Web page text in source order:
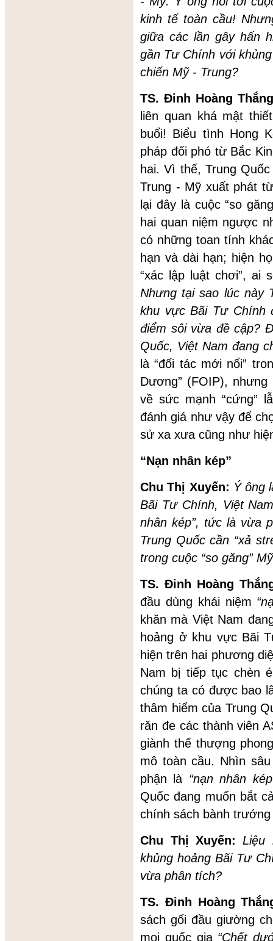
kinh tế toàn cầu!
giữa các lần gây hấn
gần Tư Chính với
chiến Mỹ - Trung?
TS. Đinh Hoàng
liên quan khá mật
buổi! Biểu tình Hong
pháp đối phó từ Bắc
hai. Vì thế, Trung
Trung - Mỹ xuất phát
lại đây là cuộc “so
hai quan niệm ngược
có những toan tính
hạn và dài hạn; hiện
“xác lập luật chơi”, ai
Nhưng tại sao lúc này
khu vực Bãi Tư Chính
điểm sôi vừa đề cập?
Quốc, Việt Nam đang
là “đối tác mới nổi”
Dương” (FOIP),
về sức mạnh “cứng”
đánh giá như vậy để
sử xa xưa cũng như
“Nạn nhân kép”
Chu Thị Xuyến: Ý ông
Bãi Tư Chính, Việt
nhân kép”, tức là vừa
Trung Quốc cần “xả
trong cuộc “so găng”
TS. Đinh Hoàng
đầu dùng khái niệm
khăn mà Việt Nam
hoảng ở khu vực Bãi
hiện trên hai phương
Nam bị tiếp tục chèn
chúng ta có được bao
thâm hiểm của Trung
răn đe các thành viên
giành thế thượng
mô toàn cầu. Nhìn
phận là “nạn nhân
Quốc đang muốn bắt
chính sách bành
Chu Thị Xuyến:Liệu
khủng hoảng Bãi Tư
vừa phân tích?
TS. Đinh Hoàng
sách gối đầu giường
mọi quốc gia “Chết